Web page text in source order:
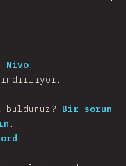
Nivo.
Bir sorun
.
.